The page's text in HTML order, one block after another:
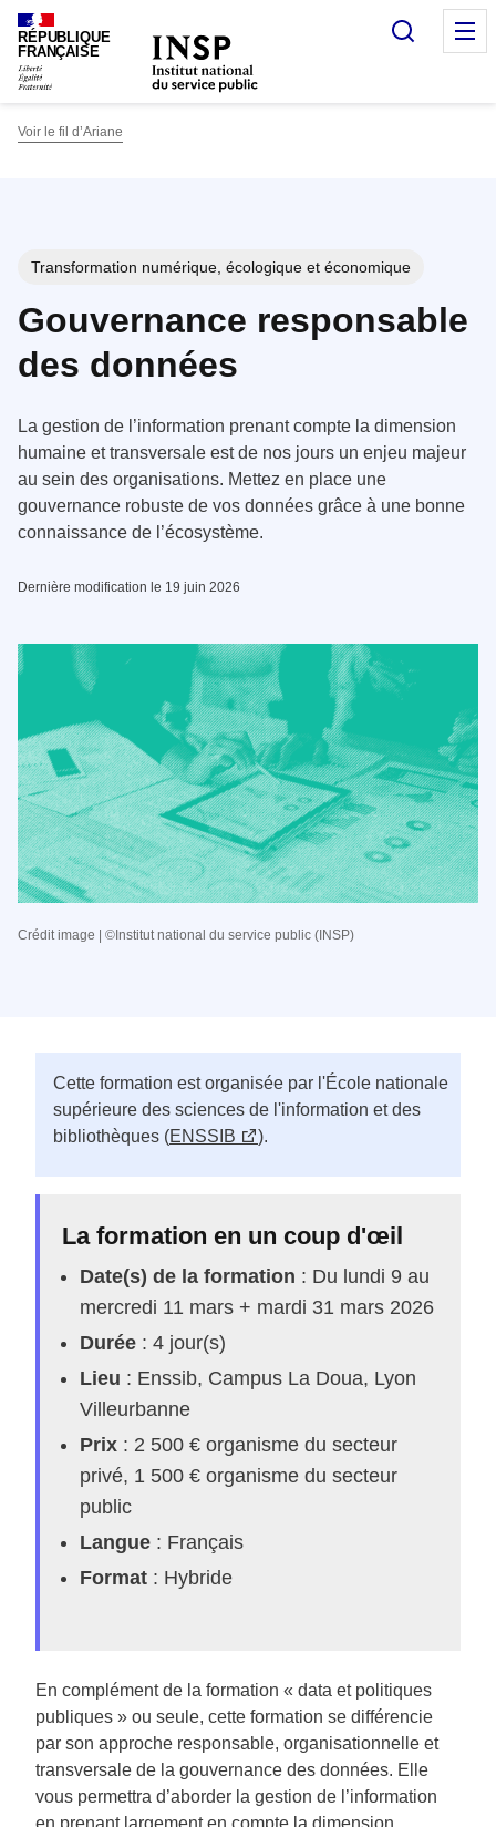
Panneau de gestion des cookies
RÉPUBLIQUE
FRANÇAISE
Voir le fil d’Ariane
Transformation numérique, écologique et économique
Gouvernance responsable
des données
La gestion de l’information prenant compte la dimension
humaine et transversale est de nos jours un enjeu majeur
au sein des organisations. Mettez en place une
gouvernance robuste de vos données grâce à une bonne
connaissance de l’écosystème.
Dernière modification le 19 juin 2026
Crédit image | ©Institut national du service public (INSP)
Cette formation est organisée par l'École nationale
supérieure des sciences de l'information et des
bibliothèques (ENSSIB ).
La formation en un coup d'œil
Date(s) de la formation : Du lundi 9 au
mercredi 11 mars + mardi 31 mars 2026
Durée : 4 jour(s)
Lieu : Enssib, Campus La Doua, Lyon
Villeurbanne
Prix : 2 500 € organisme du secteur
privé, 1 500 € organisme du secteur
public
Langue : Français
Format : Hybride
En complément de la formation « data et politiques
publiques » ou seule, cette formation se différencie
par son approche responsable, organisationnelle et
transversale de la gouvernance des données. Elle
vous permettra d’aborder la gestion de l’information
en prenant largement en compte la dimension